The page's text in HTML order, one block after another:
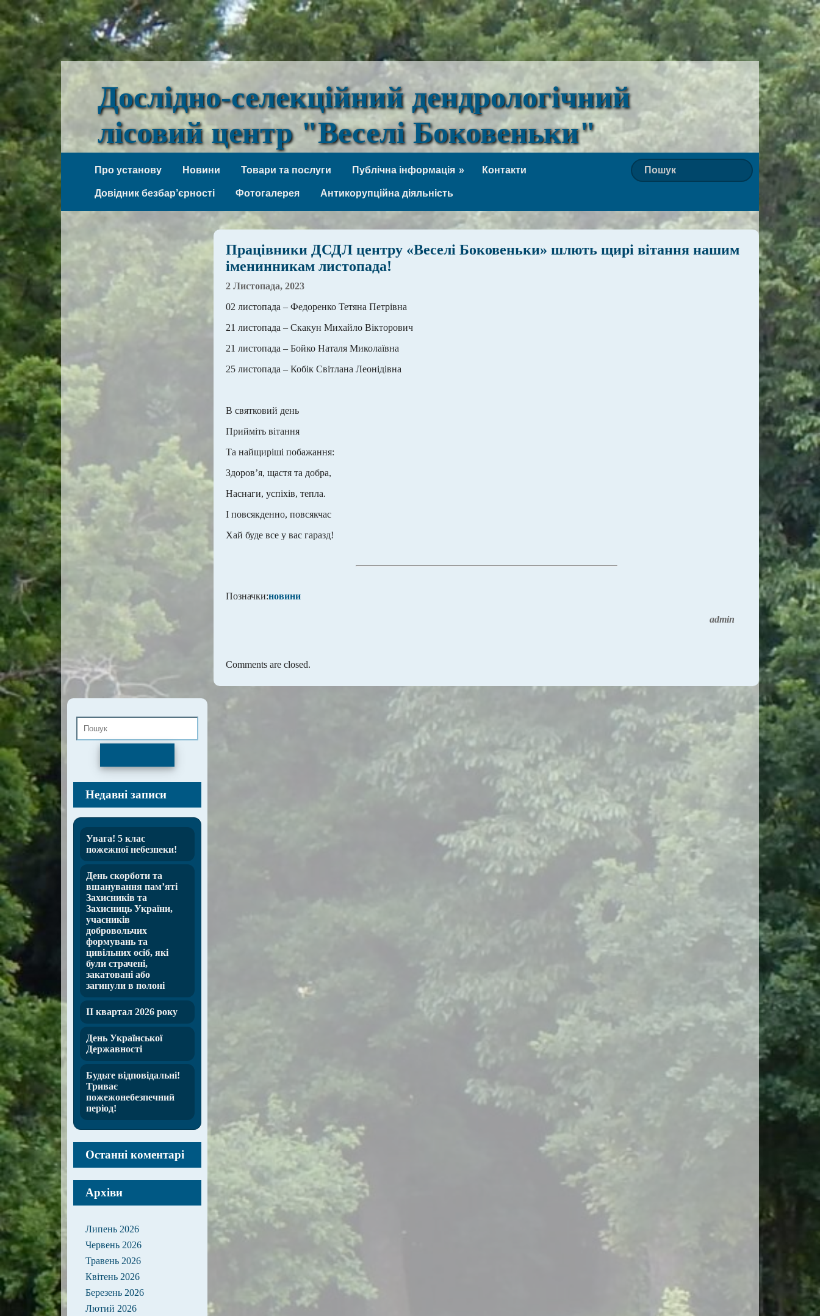
Дослідно-селекційний дендрологічний
лісовий центр "Веселі Боковеньки"
Про установу
Новини Товари та послуги Публічна інформація Контакти
Довідник безбар’єрності Фотогалерея Антикорупційна діяльність
Працівники ДСДЛ центру «Веселі Боковеньки» шлють щирі вітання нашим
іменинникам листопада!
2 Листопада, 2023
02 листопада – Федоренко Тетяна Петрівна
21 листопада – Скакун Михайло Вікторович
21 листопада – Бойко Наталя Миколаївна
25 листопада – Кобік Світлана Леонідівна
В святковий день
Прийміть вітання
Та найщиріші побажання:
Здоров’я, щастя та добра,
Наснаги, успіхів, тепла.
І повсякденно, повсякчас
Хай буде все у вас гаразд!
Позначки:новини
admin
Comments are closed.
Недавні записи
Увага! 5 клас
пожежної небезпеки!
День скорботи та
вшанування пам’яті
Захисників та
Захисниць України,
учасників
добровольчих
формувань та
цивільних осіб, які
були страчені,
закатовані або
загинули в полоні
ІІ квартал 2026 року
День Української
Державності
Будьте відповідальні!
Триває
пожежонебезпечний
період!
Останні коментарі
Архіви
Липень 2026
Червень 2026
Травень 2026
Квітень 2026
Березень 2026
Лютий 2026